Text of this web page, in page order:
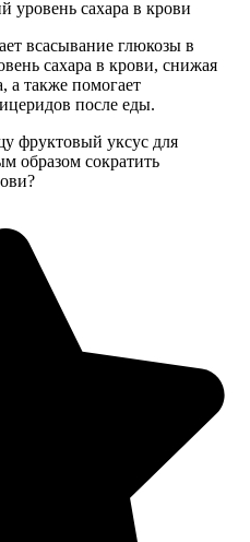
всасывание глюкозы в
сахара в крови, снижая
а также помогает
после еды.
фруктовый уксус для
образом сократить